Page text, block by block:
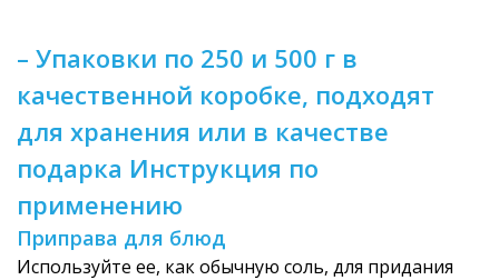
– Упаковки по 250 и 500 г в
качественной коробке, подходят
для хранения или в качестве
подарка Инструкция по
применению
Приправа для блюд
Используйте ее, как обычную соль, для придания